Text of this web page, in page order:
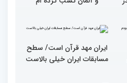
هشت بار مقام اول رشته
ترتیل را در مسابقات اروپایی
و آلمان کسب کرده ام